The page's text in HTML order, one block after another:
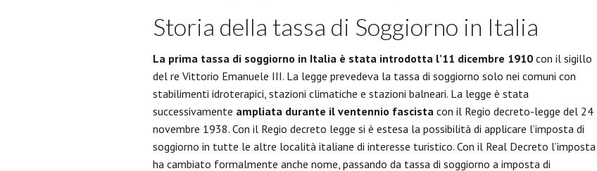
Storia della tassa di Soggiorno in Italia
La prima tassa di soggiorno in Italia è stata introdotta l’11 dicembre 1910 con il sigillo
del re Vittorio Emanuele III. La legge prevedeva la tassa di soggiorno solo nei comuni con
stabilimenti idroterapici, stazioni climatiche e stazioni balneari. La legge è stata
successivamente ampliata durante il ventennio fascista con il Regio decreto-legge del 24
novembre 1938. Con il Regio decreto legge si è estesa la possibilità di applicare l’imposta di
soggiorno in tutte le altre località italiane di interesse turistico. Con il Real Decreto l’imposta
ha cambiato formalmente anche nome, passando da tassa di soggiorno a imposta di